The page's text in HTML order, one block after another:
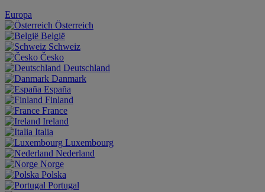
Europa
Österreich
België
Schweiz
Česko
Deutschland
Danmark
España
Finland
France
Ireland
Italia
Luxembourg
Nederland
Norge
Polska
Portugal